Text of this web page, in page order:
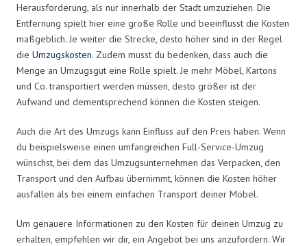
Herausforderung, als nur innerhalb der Stadt umzuziehen. Die
Entfernung spielt hier eine große Rolle und beeinflusst die Kosten
maßgeblich. Je weiter die Strecke, desto höher sind in der Regel
die Umzugskosten. Zudem musst du bedenken, dass auch die
Menge an Umzugsgut eine Rolle spielt. Je mehr Möbel, Kartons
und Co. transportiert werden müssen, desto größer ist der
Aufwand und dementsprechend können die Kosten steigen.
Auch die Art des Umzugs kann Einfluss auf den Preis haben. Wenn
du beispielsweise einen umfangreichen Full-Service-Umzug
wünschst, bei dem das Umzugsunternehmen das Verpacken, den
Transport und den Aufbau übernimmt, können die Kosten höher
ausfallen als bei einem einfachen Transport deiner Möbel.
Um genauere Informationen zu den Kosten für deinen Umzug zu
erhalten, empfehlen wir dir, ein Angebot bei uns anzufordern. Wir